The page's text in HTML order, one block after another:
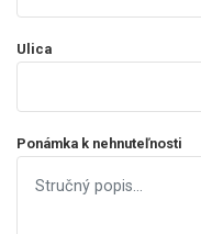
Ulica
Ponámka k nehnuteľnosti